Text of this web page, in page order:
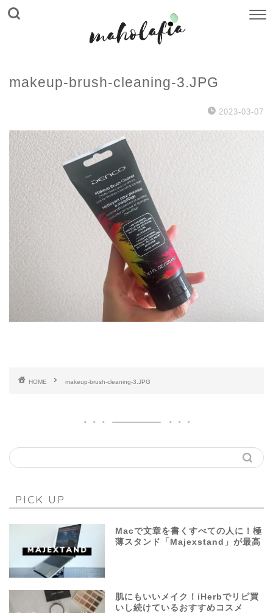
makeup-brush-cleaning-3.JPG
2023-03-07
HOME makeup-brush-cleaning-3.JPG
PICK UP
Macで文章を書くすべての人に！極
薄スタンド「Majexstand」が最高
肌にもいいメイク！iHerbでリピ買
いし続けているおすすめコスメ